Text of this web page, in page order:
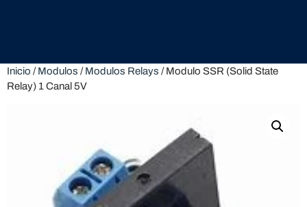
Inicio /Modulos /Modulos Relays / Modulo SSR (Solid State
Relay) 1 Canal 5V